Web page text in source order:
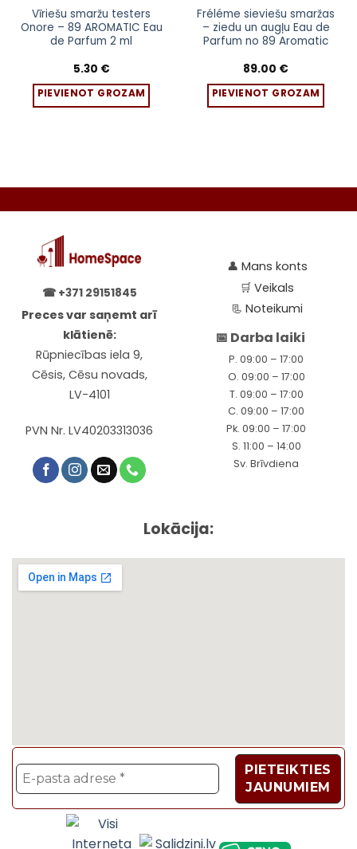
Vīriešu smaržu testers
Onore – 89 AROMATIC Eau
de Parfum 2 ml
5.30 €
PIEVIENOT GROZAM
Fréléme sieviešu smaržas
– ziedu un augļu Eau de
Parfum no 89 Aromatic
89.00 €
PIEVIENOT GROZAM
☎ +371 29151845
Preces var saņemt arī
klātienē:
Rūpniecības iela 9,
Cēsis, Cēsu novads,
LV-4101
PVN Nr. LV40203313036
👤 Mans konts
🛒Veikals
📃Noteikumi
📅 Darba laiki
P. 09:00 – 17:00
O. 09:00 – 17:00
T. 09:00 – 17:00
C. 09:00 – 17:00
Pk. 09:00 – 17:00
S. 11:00 – 14:00
Sv. Brīvdiena
Lokācija: